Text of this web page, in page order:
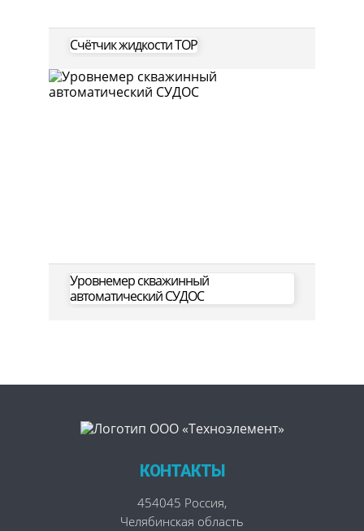
Счётчик жидкости ТОР
Уровнемер скважинный
автоматический СУДОС
КОНТАКТЫ
454045 Россия,
Челябинская область